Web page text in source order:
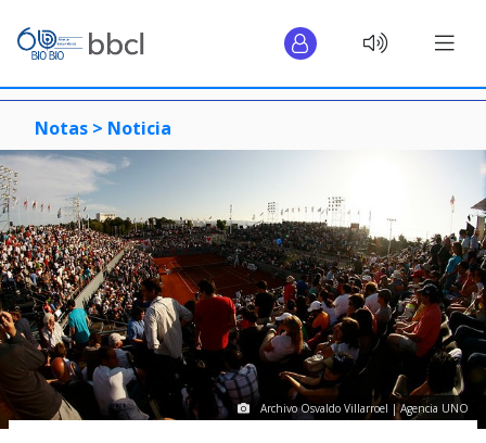
Notas > Noticia
Archivo Osvaldo Villarroel | Agencia UNO